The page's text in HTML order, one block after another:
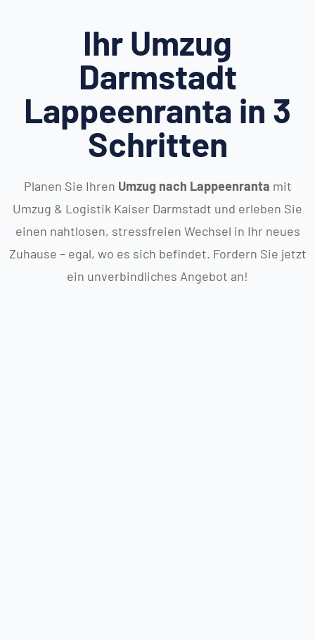
Ihr Umzug
Darmstadt
Lappeenranta in 3
Schritten
Planen Sie Ihren Umzug nach Lappeenranta mit
Umzug & Logistik Kaiser Darmstadt und erleben Sie
einen nahtlosen, stressfreien Wechsel in Ihr neues
Zuhause – egal, wo es sich befindet. Fordern Sie jetzt
ein unverbindliches Angebot an!